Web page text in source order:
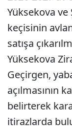
Yüksekova
keçisinin
satışa
Yüksekova
Geçirgen,
açılmasının
belirterek
itirazlarda